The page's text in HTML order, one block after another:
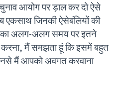
आयोग पर ड़ाल कर दो ऐसे
एकसाथ जिनकी ऐसेबंलियों की
अलग-अलग समय पर इतने
करना, मैं समझता हूं कि इसमें बहुत
मैं आपको अवगत करवाना